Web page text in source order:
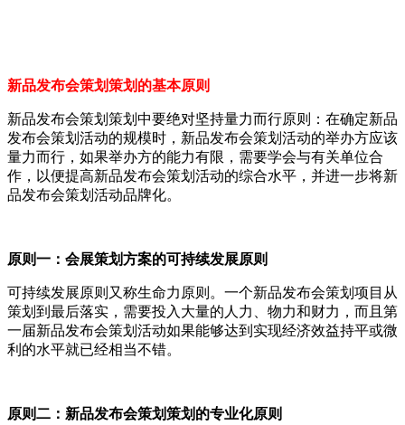
新品发布会策划策划的基本原则
新品发布会策划策划中要绝对坚持量力而行原则：在确定新品
发布会策划活动的规模时，新品发布会策划活动的举办方应该
量力而行，如果举办方的能力有限，需要学会与有关单位合
作，以便提高新品发布会策划活动的综合水平，并进一步将新
品发布会策划活动品牌化。
原则一：会展策划方案的可持续发展原则
可持续发展原则又称生命力原则。一个新品发布会策划项目从
策划到最后落实，需要投入大量的人力、物力和财力，而且第
一届新品发布会策划活动如果能够达到实现经济效益持平或微
利的水平就已经相当不错。
原则二：新品发布会策划策划的专业化原则